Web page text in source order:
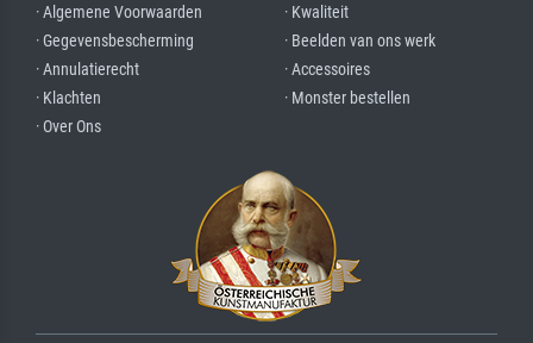
· Algemene Voorwaarden
· Gegevensbescherming
· Annulatierecht
· Klachten
· Over Ons
· Kwaliteit
· Beelden van ons werk
· Accessoires
· Monster bestellen